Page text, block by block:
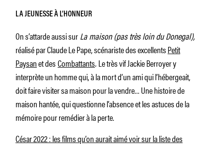
LA JEUNESSE À L’HONNEUR
On s’attarde aussi surLa maison (pas très loin du Donegal),
réalisé par Claude Le Pape, scénariste des excellentsPetit
Paysanet desCombattants.Le très vif Jackie Berroyer y
interprète un homme qui, à la mort d’un ami qui l’hébergeait,
doit faire visiter sa maison pour la vendre… Une histoire de
maison hantée, qui questionne l’absence et les astuces de la
mémoire pour remédier à la perte.
César 2022 : les films qu’on aurait aimé voir sur la liste des